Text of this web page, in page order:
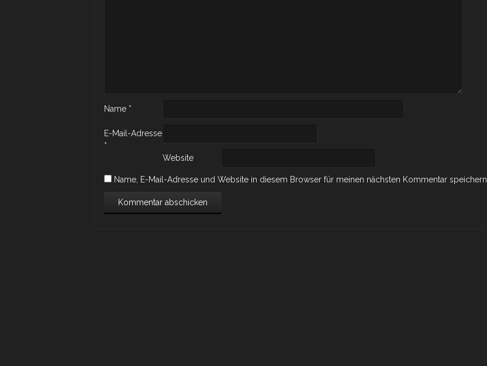
Name *
E-Mail-Adresse
*
Website
Name, E-Mail-Adresse und Website in diesem Browser für meinen nächsten Kommentar speichern.